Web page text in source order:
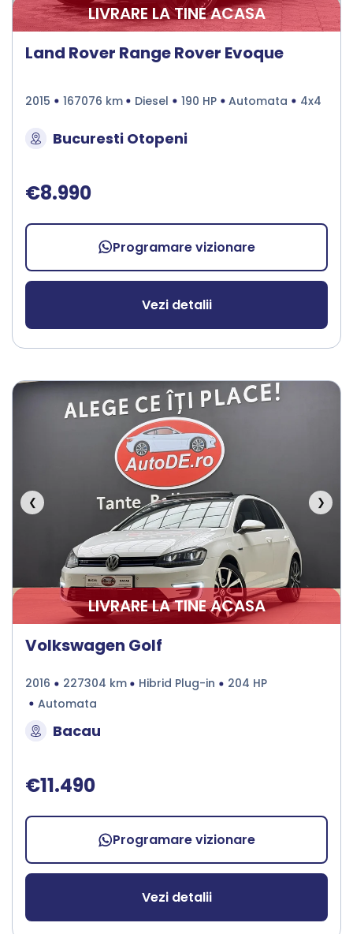
LIVRARE LA TINE ACASA
Land Rover Range Rover Evoque
2015 167076 km Diesel 190 HP Automata 4x4
Bucuresti Otopeni
€8.990
Programare vizionare
Vezi detalii
❮ ❯
LIVRARE LA TINE ACASA
Volkswagen Golf
2016 227304 km Hibrid Plug-in
204 HP
Automata
Bacau
€11.490
Programare vizionare
Vezi detalii